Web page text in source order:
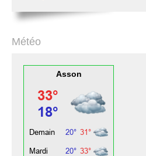
Météo
Asson